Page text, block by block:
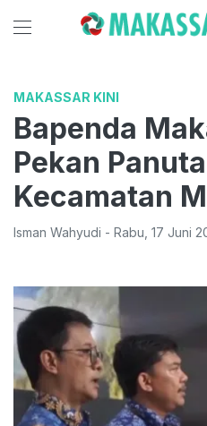
MAKASSAR KINI
Bapenda
Pekan
Kecamatan
Isman Wahyudi - Rabu 17 Juni